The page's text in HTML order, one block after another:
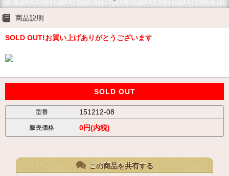
商品説明
SOLD OUT!お買い上げありがとうございます
SOLD OUT
型番 151212-08
販売価格 0円(内税)
この商品を共有する